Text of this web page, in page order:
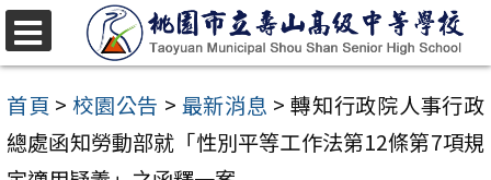
跳
至
主
要
內
首頁 > 校園公告 > 最新消息 > 轉知行政院人事行政
總處函知勞動部就「性別平等工作法第12條第7項規
選
單